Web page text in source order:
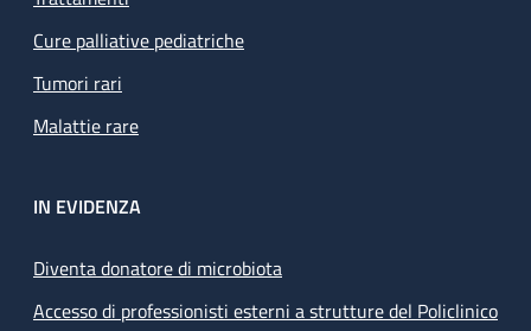
Cure palliative pediatriche
Tumori rari
Malattie rare
IN EVIDENZA
Diventa donatore di microbiota
Accesso di professionisti esterni a strutture del Policlinico